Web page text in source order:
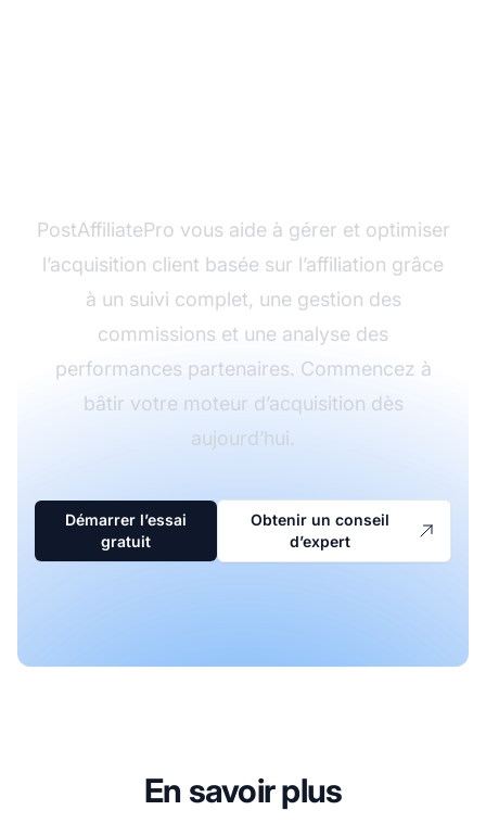
PostAffiliatePro vous aide à gérer et optimiser
l’acquisition client basée sur l’affiliation grâce
à un suivi complet, une gestion des
commissions et une analyse des
performances partenaires. Commencez à
bâtir votre moteur d’acquisition dès
aujourd’hui.
Démarrer l’essai
gratuit
Obtenir un conseil
d’expert
En savoir plus